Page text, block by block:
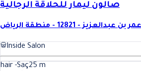
صالون ليمار للحلاقة الرجالية
Inside Salon
hair -Saç25 m